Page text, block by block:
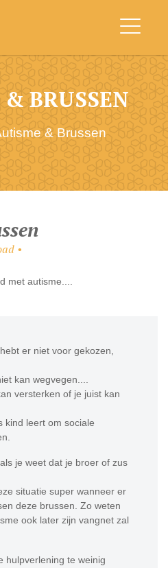
BRUSSEN
& Brussen
•
met autisme....
er niet voor gekozen,
kan wegvegen....
versterken of je juist kan
kind leert om sociale
je weet dat je broer of zus
situatie super wanneer er
deze brussen. Zo weten
ook later zijn vangnet zal
hulpverlening te weinig